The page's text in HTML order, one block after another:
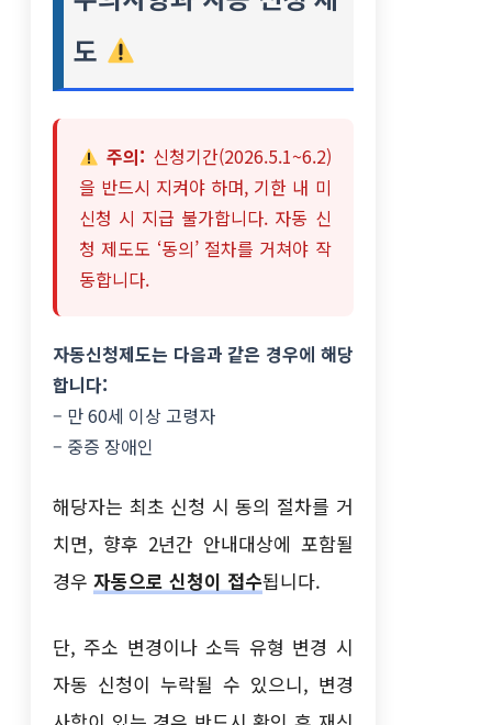
도
주의: 신청기간(2026.5.1~6.2)
을 반드시 지켜야 하며, 기한 내 미
신청 시 지급 불가합니다. 자동 신
청 제도도 ‘동의’ 절차를 거쳐야 작
동합니다.
자동신청제도는 다음과 같은 경우에 해당
합니다:
– 만 60세 이상 고령자
– 중증 장애인
해당자는 최초 신청 시 동의 절차를 거
치면, 향후 2년간 안내대상에 포함될
경우 자동으로 신청이 접수됩니다.
단, 주소 변경이나 소득 유형 변경 시
자동 신청이 누락될 수 있으니, 변경